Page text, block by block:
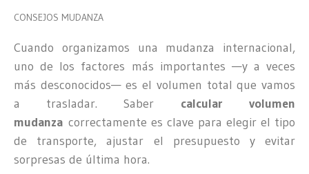
CONSEJOS MUDANZA
Cuando organizamos una mudanza internacional,
uno de los factores más importantes —y a veces
más desconocidos— es el volumen total que vamos
a trasladar. Saber calcular volumen
mudanza correctamente es clave para elegir el tipo
de transporte, ajustar el presupuesto y evitar
sorpresas de última hora.